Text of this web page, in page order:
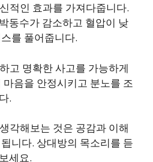
적인 효과를 가져다줍니다.
동수가 감소하고 혈압이 낮
를 풀어줍니다.
고 명확한 사고를 가능하게
음을 안정시키고 분노를 조
.
각해보는 것은 공감과 이해
니다. 상대방의 목소리를 듣
세요.